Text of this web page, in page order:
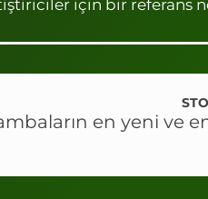
için bir referans
en yeni ve